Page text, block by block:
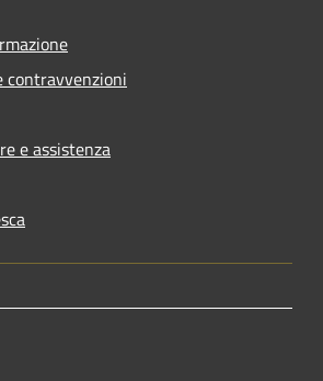
contravvenzioni
e assistenza